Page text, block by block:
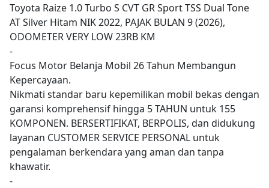
Toyota Raize 1.0 Turbo S CVT GR Sport TSS Dual Tone
AT Silver Hitam NIK 2022, PAJAK BULAN 9 (2026),
ODOMETER VERY LOW 23RB KM
-
Focus Motor Belanja Mobil 26 Tahun Membangun
Kepercayaan.
Nikmati standar baru kepemilikan mobil bekas dengan
garansi komprehensif hingga 5 TAHUN untuk 155
KOMPONEN. BERSERTIFIKAT, BERPOLIS, dan didukung
layanan CUSTOMER SERVICE PERSONAL untuk
pengalaman berkendara yang aman dan tanpa
khawatir.
-